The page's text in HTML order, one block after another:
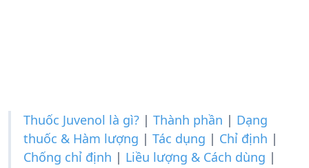
Thuốc Juvenol là gì? | Thành phần | Dạng
thuốc & Hàm lượng | Tác dụng | Chỉ định |
Chống chỉ định | Liều lượng & Cách dùng |